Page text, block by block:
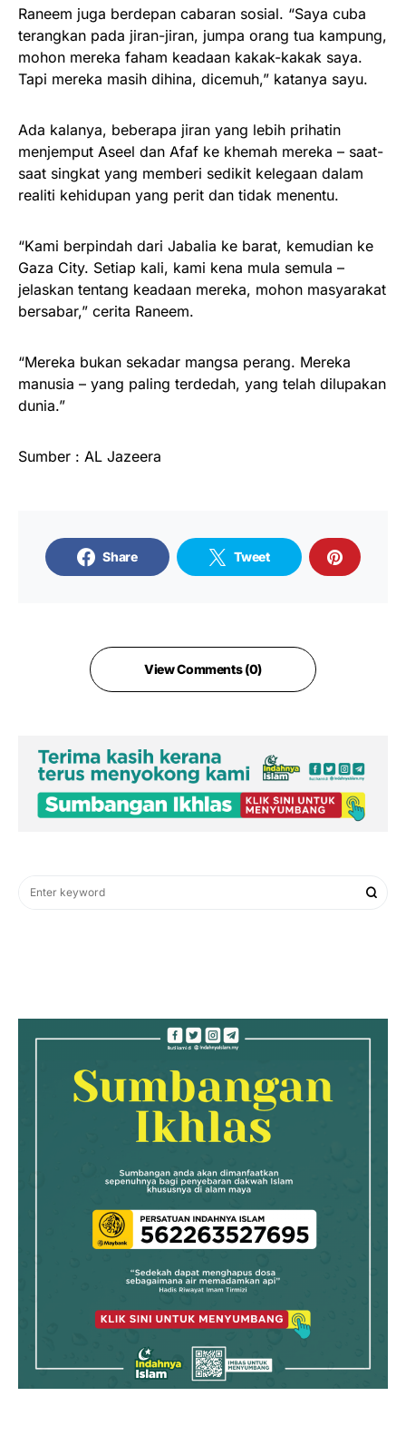
Raneem juga berdepan cabaran sosial. “Saya cuba
terangkan pada jiran-jiran, jumpa orang tua kampung,
mohon mereka faham keadaan kakak-kakak saya.
Tapi mereka masih dihina, dicemuh,” katanya sayu.
Ada kalanya, beberapa jiran yang lebih prihatin
menjemput Aseel dan Afaf ke khemah mereka – saat-
saat singkat yang memberi sedikit kelegaan dalam
realiti kehidupan yang perit dan tidak menentu.
“Kami berpindah dari Jabalia ke barat, kemudian ke
Gaza City. Setiap kali, kami kena mula semula –
jelaskan tentang keadaan mereka, mohon masyarakat
bersabar,” cerita Raneem.
“Mereka bukan sekadar mangsa perang. Mereka
manusia – yang paling terdedah, yang telah dilupakan
dunia.”
Sumber : AL Jazeera
Share Tweet
View Comments (0)